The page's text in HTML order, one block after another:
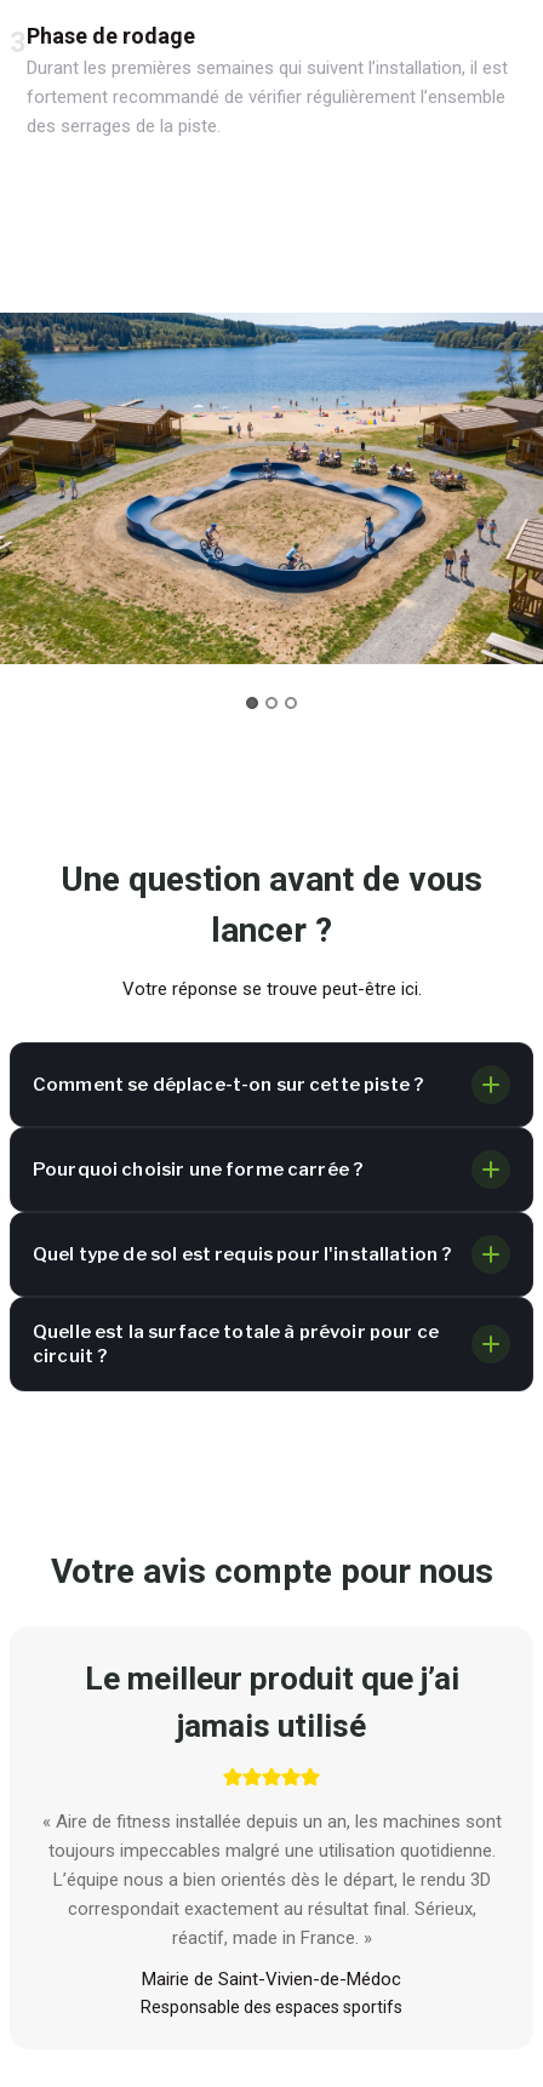
3Phase de rodage
Durant les premières semaines qui suivent l’installation, il est
fortement recommandé de vérifier régulièrement l’ensemble
des serrages de la piste.
Une question avant de vous
lancer ?
Votre réponse se trouve peut-être ici.
Comment se déplace-t-on sur cette piste ?
Pourquoi choisir une forme carrée ?
Quel type de sol est requis pour l'installation ?
Quelle est la surface totale à prévoir pour ce
circuit ?
Votre avis compte pour nous
Le meilleur produit que j’ai
jamais utilisé
« Aire de fitness installée depuis un an, les machines sont
toujours impeccables malgré une utilisation quotidienne.
L’équipe nous a bien orientés dès le départ, le rendu 3D
correspondait exactement au résultat final. Sérieux,
réactif, made in France. »
Mairie de Saint-Vivien-de-Médoc
Responsable des espaces sportifs